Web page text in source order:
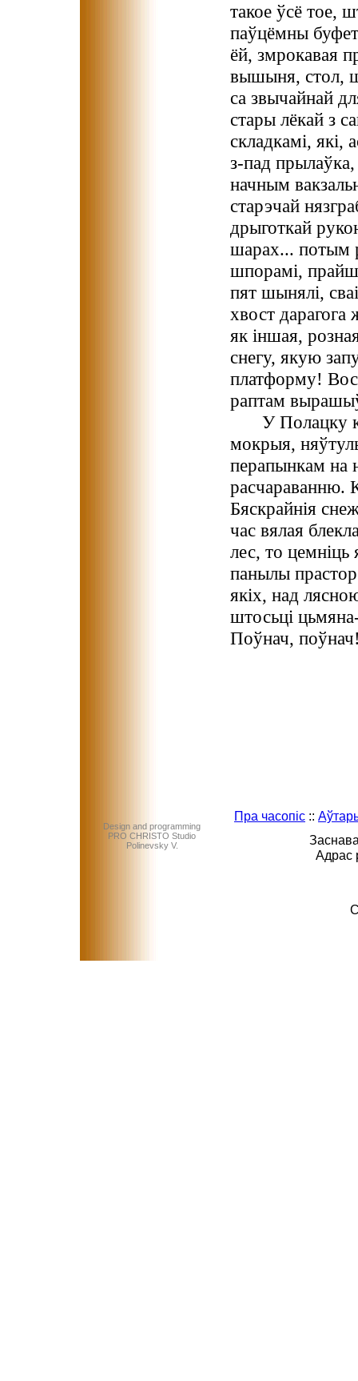
такое ўсё тое,
паўцёмны
ёй, змрокавая
вышыня, стол,
са звычайнай
стары лёкай з
складкамі, які,
з-пад
начным
старэчай
дрыготкай
шарах... потым
шпорамі,
пят шынялі,
хвост
як іншая,
снегу, якую
платформу!
раптам
У Полацку
мокрыя,
перапынкам на
расчараванню.
Бяскрайнія
час вялая
лес, то цемніць
панылы
якіх, над
штосьці
Поўнач,
Design and programming
PRO CHRISTO Studio
Polinevsky V.
Пра часопіс ::
Адрас